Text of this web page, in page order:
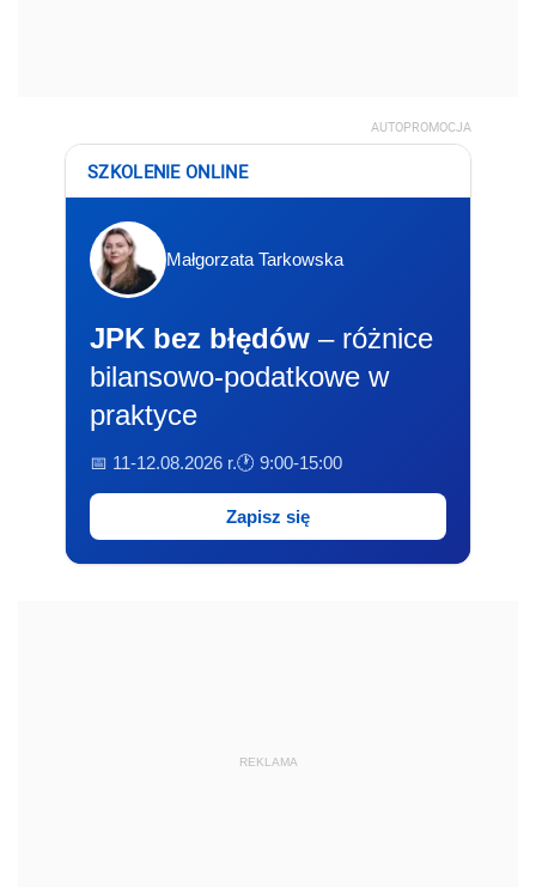
AUTOPROMOCJA
SZKOLENIE ONLINE
Małgorzata Tarkowska
JPK bez błędów – różnice
bilansowo-podatkowe w
praktyce
📅 11-12.08.2026 r.🕐 9:00-15:00
Zapisz się
REKLAMA